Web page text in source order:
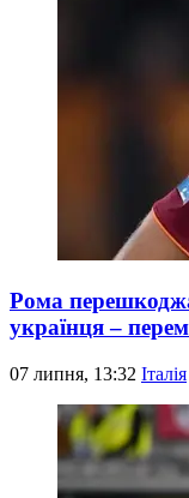
Рома
українця –
07 липня, 13:32 Італія